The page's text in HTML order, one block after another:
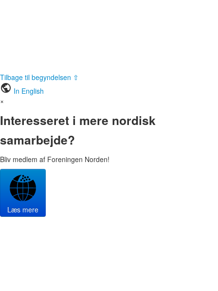
Tilbage til begyndelsen ⇧
public In English
×
Interesseret i mere nordisk
samarbejde?
Bliv medlem af Foreningen Norden!
Læs mere